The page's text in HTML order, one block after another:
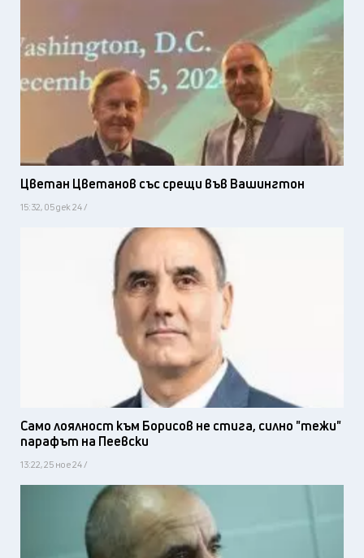
Цветан Цветанов със срещи във Вашингтон
15:32, 05 дек 24 /
Само лоялност към Борисов не стига, силно "тежи"
парафът на Пеевски
13:22, 25 ное 24 /